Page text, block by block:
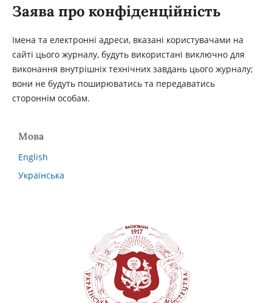
Заява про конфіденційність
Імена та електронні адреси, вказані користувачами на
сайті цього журналу, будуть використані виключно для
виконання внутрішніх технічних завдань цього журналу;
вони не будуть поширюватись та передаватись
стороннім особам.
Мова
English
Українська